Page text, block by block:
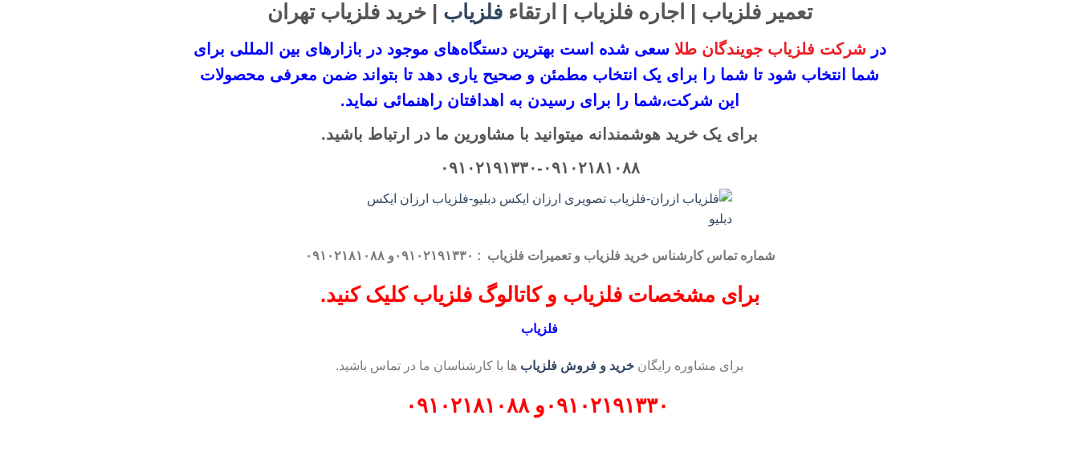
تعمیر فلزیاب | اجاره فلزیاب | ارتقاءفلزیاب | خرید فلزیاب تهران
در شرکت فلزیاب جویندگان طلا سعی شده است بهترین دستگاه‌های موجود در بازار‌های بین المللی برای
شما انتخاب شود تا شما را برای یک انتخاب مطمئن و صحیح یاری دهد تا بتواند ضمن معرفی محصولات
این شرکت،شما را برای رسیدن به اهدافتان راهنمائی نماید.
برای یک خرید هوشمندانه میتوانید با مشاورین ما در ارتباط باشید.
۰۹۱۰۲۱۹۱۳۳۰-۰۹۱۰۲۱۸۱۰۸۸
شماره تماس کارشناسخرید فلزیاب و تعمیرات فلزیاب : ۰۹۱۰۲۱۹۱۳۳۰و ۰۹۱۰۲۱۸۱۰۸۸
برای مشخصات فلزیاب و کاتالوگ فلزیاب کلیک کنید.
فلزیاب
برای مشاوره رایگان خرید و فروش فلزیاب ها با کارشناسان ما در تماس باشید.
۰۹۱۰۲۱۹۱۳۳۰ و۰۹۱۰۲۱۸۱۰۸۸